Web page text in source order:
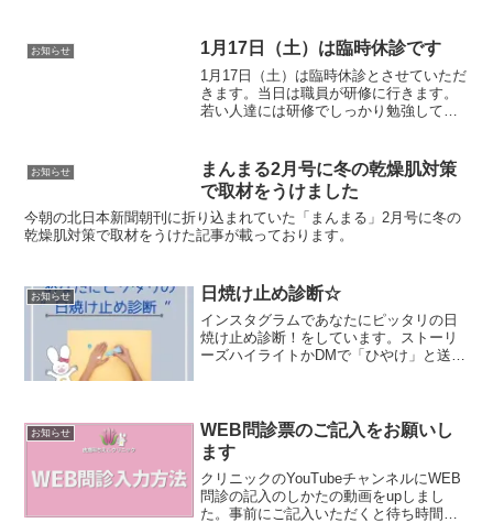
はどれだけ遅くても平気なのですが私。
お知らせ 1月17日（土）は臨時休診です
1月17日（土）は臨時休診とさせていただ
きます。当日は職員が研修に行きます。
若い人達には研修でしっかり勉強してパ
よろしくお願いいたします。今回私はお
留守番なので(^^;...
お知らせ
まんまる2月号に冬の乾燥肌対策
で取材をうけました
今朝の北日本新聞朝刊に折り込まれていた「まんまる」2月号に冬の
乾燥肌対策で取材をうけた記事が載っております。
お知らせ 日焼け止め診断☆
インスタグラムであなたにピッタリの日
焼け止め診断！をしています。ストーリ
ーズハイライトかDMで「ひやけ」と送っ
はこちら
お知らせ
WEB問診票のご記入をお願いし
ます
クリニックのYouTubeチャンネルにWEB
問診の記入のしかたの動画をupしまし
た。事前にご記入いただくと待ち時間の